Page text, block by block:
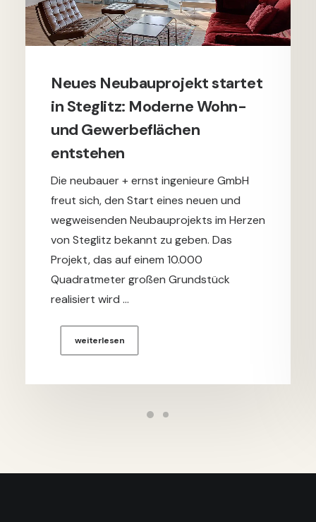
Neues Neubauprojekt startet
in Steglitz: Moderne Wohn-
und Gewerbeflächen
entstehen
Die neubauer + ernst ingenieure GmbH
freut sich, den Start eines neuen und
wegweisenden Neubauprojekts im Herzen
von Steglitz bekannt zu geben. Das
Projekt, das auf einem 10.000
Quadratmeter großen Grundstück
realisiert wird …
weiterlesen